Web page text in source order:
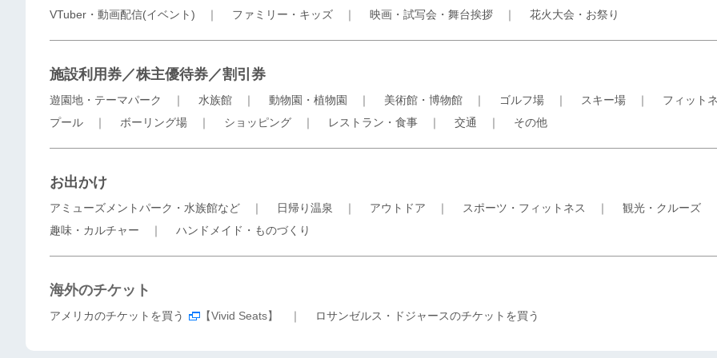
VTuber・動画配信(イベント) ｜ ファミリー・キッズ ｜ 映画・試写会・舞台挨拶 ｜ 花火大会・お祭り
施設利用券／株主優待券／割引券
遊園地・テーマパーク ｜ 水族館 ｜ 動物園・植物園 ｜ 美術館・博物館 ｜ ゴルフ場 ｜ スキー場 ｜ フィット
プール ｜ ボーリング場 ｜ ショッピング ｜ レストラン・食事 ｜ 交通 ｜ その他
お出かけ
アミューズメントパーク・水族館など ｜ 日帰り温泉 ｜ アウトドア ｜ スポーツ・フィットネス ｜ 観光・クルーズ
趣味・カルチャー ｜ ハンドメイド・ものづくり
海外のチケット
アメリカのチケットを買う 【Vivid Seats】 ｜ ロサンゼルス・ドジャースのチケットを買う